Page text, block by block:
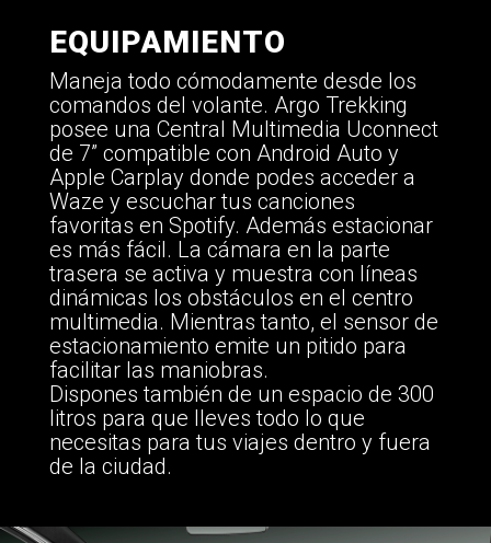
EQUIPAMIENTO
Maneja todo cómodamente desde los
comandos del volante. Argo Trekking
posee una Central Multimedia Uconnect
de 7” compatible con Android Auto y
Apple Carplay donde podes acceder a
Waze y escuchar tus canciones
favoritas en Spotify. Además estacionar
es más fácil. La cámara en la parte
trasera se activa y muestra con líneas
dinámicas los obstáculos en el centro
multimedia. Mientras tanto, el sensor de
estacionamiento emite un pitido para
facilitar las maniobras.
Dispones también de un espacio de 300
litros para que lleves todo lo que
necesitas para tus viajes dentro y fuera
de la ciudad.